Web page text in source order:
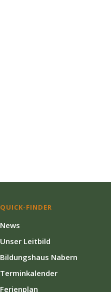
QUICK-FINDER
News
Unser Leitbild
Bildungshaus Nabern
Terminkalender
Ferienplan